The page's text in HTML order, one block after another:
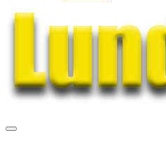
Hoppa
Lundarundan
Upptäck Lund genom fotoorientering